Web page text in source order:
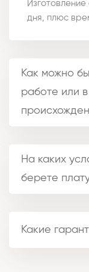
дня, плюс
Как можно
работе или
На каких
берете
Какие